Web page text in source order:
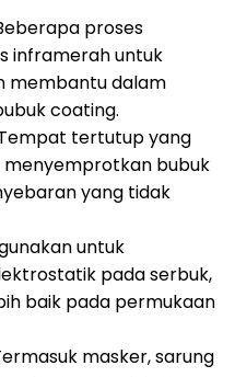
proses
inframerah untuk
membantu dalam
coating.
tertutup yang
menyemprotkan bubuk
yang tidak
untuk
pada serbuk,
baik pada permukaan
masker, sarung